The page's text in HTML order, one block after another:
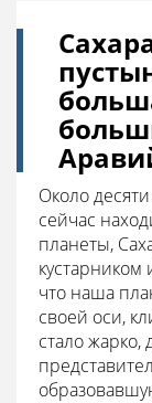
Около
сейчас
планеты,
кустарником
что наша
своей оси,
стало